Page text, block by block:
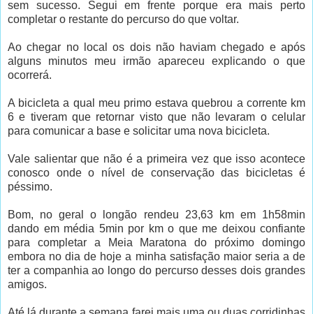
sem sucesso. Segui em frente porque era mais perto
completar o restante do percurso do que voltar.
Ao chegar no local os dois não haviam chegado e após
alguns minutos meu irmão apareceu explicando o que
ocorrerá.
A bicicleta a qual meu primo estava quebrou a corrente km
6 e tiveram que retornar visto que não levaram o celular
para comunicar a base e solicitar uma nova bicicleta.
Vale salientar que não é a primeira vez que isso acontece
conosco onde o nível de conservação das bicicletas é
péssimo.
Bom, no geral o longão rendeu 23,63 km em 1h58min
dando em média 5min por km o que me deixou confiante
para completar a Meia Maratona do próximo domingo
embora no dia de hoje a minha satisfação maior seria a de
ter a companhia ao longo do percurso desses dois grandes
amigos.